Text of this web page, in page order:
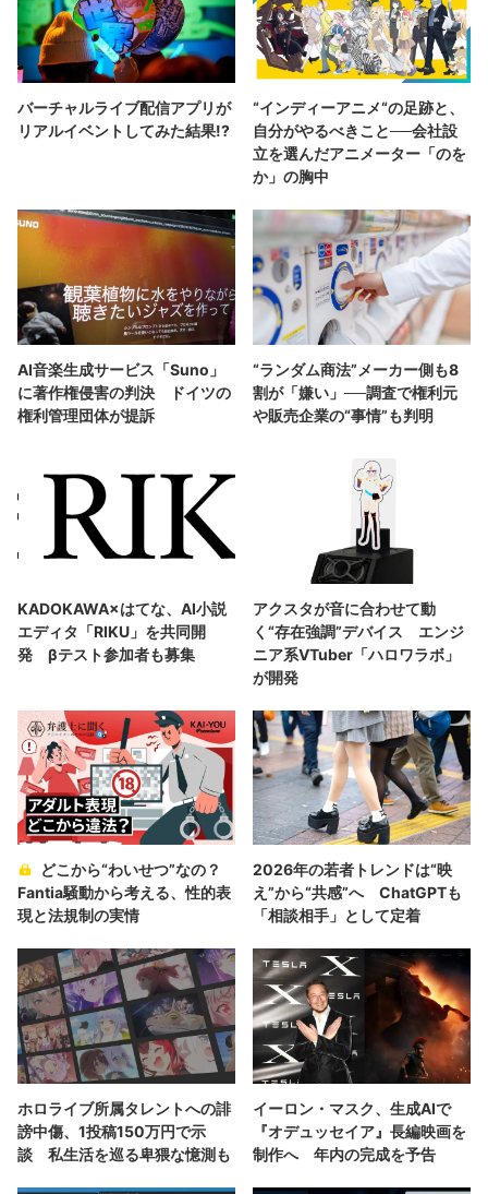
バーチャルライブ配信アプリが
リアルイベントしてみた結果!?
“インディーアニメ“の足跡と、
自分がやるべきこと──会社設
立を選んだアニメーター「のを
か」の胸中
AI音楽生成サービス「Suno」
に著作権侵害の判決 ドイツの
権利管理団体が提訴
“ランダム商法”メーカー側も8
割が「嫌い」──調査で権利元
や販売企業の“事情”も判明
KADOKAWA×はてな、AI小説
エディタ「RIKU」を共同開
発 βテスト参加者も募集
アクスタが音に合わせて動
く“存在強調”デバイス エンジ
ニア系VTuber「ハロワラボ」
が開発
どこから“わいせつ”なの？
Fantia騒動から考える、性的表
現と法規制の実情
2026年の若者トレンドは“映
え”から“共感”へ ChatGPTも
「相談相手」として定着
ホロライブ所属タレントへの誹
謗中傷、1投稿150万円で示
談 私生活を巡る卑猥な憶測も
イーロン・マスク、生成AIで
『オデュッセイア』長編映画を
制作へ 年内の完成を予告